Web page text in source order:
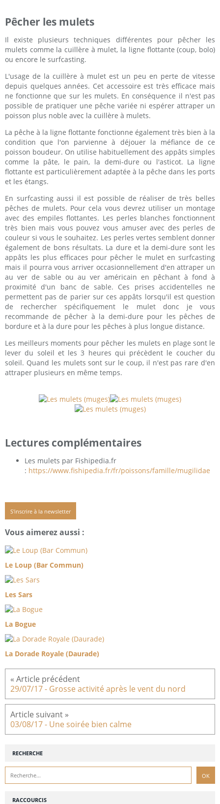
Pêcher les mulets
Il existe plusieurs techniques différentes pour pêcher les
mulets comme la cuillère à mulet, la ligne flottante (coup, bolo)
ou encore le surfcasting.
L'usage de la cuillère à mulet est un peu en perte de vitesse
depuis quelques années. Cet accessoire est très efficace mais
ne fonctionne que sur les mulets. En conséquence il n'est pas
possible de pratiquer une pêche variée ni espérer attraper un
poisson plus noble avec la cuillère à mulets.
La pêche à la ligne flottante fonctionne également très bien à la
condition que l'on parvienne à déjouer la méfiance de ce
poisson boudeur. On utilise habituellement des appâts simples
comme la pâte, le pain, la demi-dure ou l'asticot. La ligne
flottante est particulièrement adaptée à la pêche dans les ports
et les étangs.
En surfcasting aussi il est possible de réaliser de très belles
pêches de mulets. Pour cela vous devrez utiliser un montage
avec des empiles flottantes. Les perles blanches fonctionnent
très bien mais vous pouvez vous amuser avec des perles de
couleur si vous le souhaitez. Les perles vertes semblent donner
également de bons résultats. La dure et la demi-dure sont les
appâts les plus efficaces pour pêcher le mulet en surfcasting
mais il pourra vous arriver occasionnellement d'en attraper un
au ver de sable ou au ver américain en pêchant à fond à
proximité d'un banc de sable. Ces prises accidentelles ne
permettent pas de parier sur ces appâts lorsqu'il est question
de rechercher spécifiquement le mulet donc je vous
recommande de pêcher à la demi-dure pour les pêches de
bordure et à la dure pour les pêches à plus longue distance.
Les meilleurs moments pour pêcher les mulets en plage sont le
lever du soleil et les 3 heures qui précèdent le coucher du
soleil. Quand les mulets sont sur le coup, il n'est pas rare d'en
attraper plusieurs en même temps.
Lectures complémentaires
Les mulets par Fishipedia.fr
: https://www.fishipedia.fr/fr/poissons/famille/mugilidae
S'inscrire à la newsletter
Vous aimerez aussi :
Le Loup (Bar Commun)
Les Sars
La Bogue
La Dorade Royale (Daurade)
29/07/17 - Grosse activité après le vent du nord
03/08/17 - Une soirée bien calme
RECHERCHE
RACCOURCIS